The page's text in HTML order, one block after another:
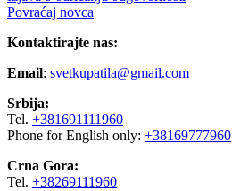
Povraćaj novca
Kontaktirajte nas:
Email: svetkupatila@gmail.com
Srbija:
Tel. +381691111960
Phone for English only: +38169777960
Crna Gora:
Tel. +38269111960